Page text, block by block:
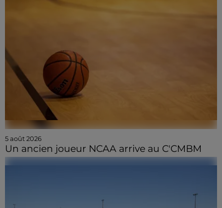
5 août 2026
Un ancien joueur NCAA arrive au C'CMBM